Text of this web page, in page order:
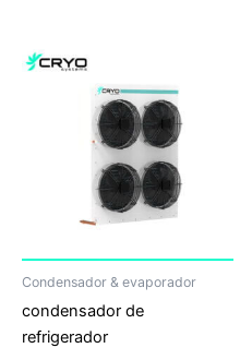
Condensador & evaporador
condensador de
refrigerador